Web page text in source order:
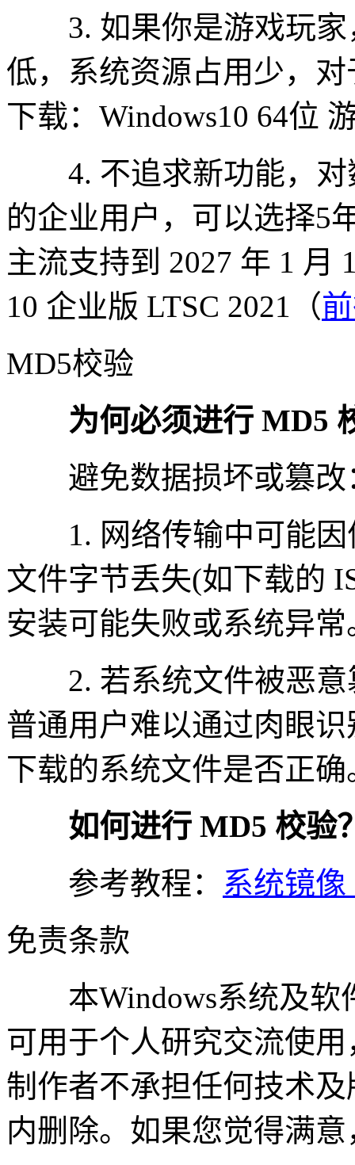
3. 如果你是游戏玩家
低，系统资源占用少，
下载：Windows10 64位
4. 不追求新功能，对
的企业用户，可以选择5
主流支持到 2027 年 1 月
10 企业版 LTSC 2021（
MD5校验
为何必须进行 MD5
避免数据损坏或篡改
1. 网络传输中可能因
文件字节丢失(如下载的
安装可能失败或系统异常
2. 若系统文件被恶意
普通用户难以通过肉眼
下载的系统文件是否正确
如何进行 MD5 校验
参考教程： 系统镜
免责条款
本Windows系统及软
可用于个人研究交流使
制作者不承担任何技术
内删除。如果您觉得满